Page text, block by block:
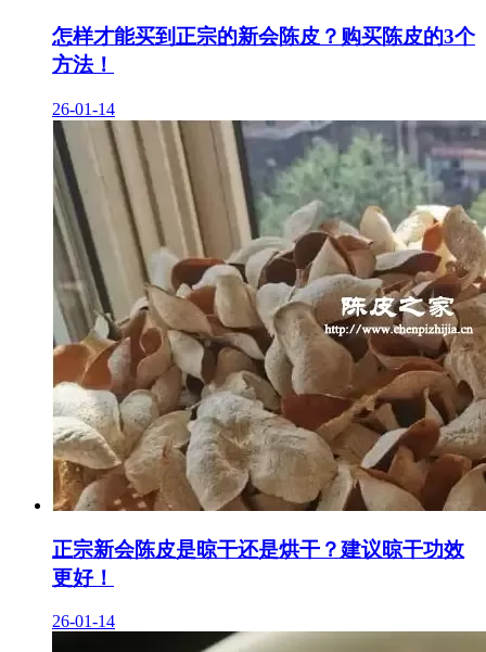
怎样才能买到正宗的新会陈皮？购买陈皮的3个
方法！
26-01-14
正宗新会陈皮是晾干还是烘干？建议晾干功效
更好！
26-01-14